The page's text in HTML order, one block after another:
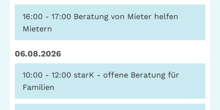
16:00 - 17:00 Beratung von Mieter helfen
Mietern
06.08.2026
10:00 - 12:00 starK - offene Beratung für
Familien